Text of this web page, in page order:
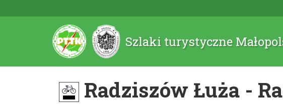
Szlaki turystyczne
Radziszów Łuża -